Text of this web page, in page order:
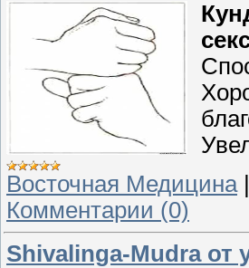
Восточная Медицина|
Комментарии (0)
Shivalinga-Mudra от